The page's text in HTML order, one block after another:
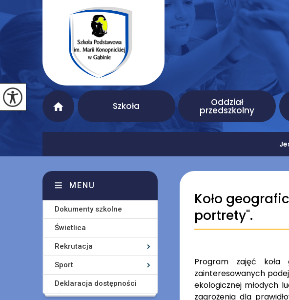
Szkoła Oddział
przedszkolny
Koło
portrety''.
Program zajęć koła
zainteresowanych
ekologicznej młodych
zagrożenia dla
MENU
Dokumenty szkolne
Świetlica
Rekrutacja
Sport
Deklaracja dostępności